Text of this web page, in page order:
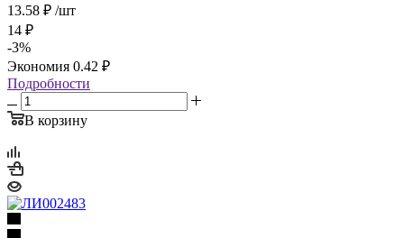
13.58 ₽ /шт
14 ₽
-3%
Экономия 0.42 ₽
Подробности
В корзину